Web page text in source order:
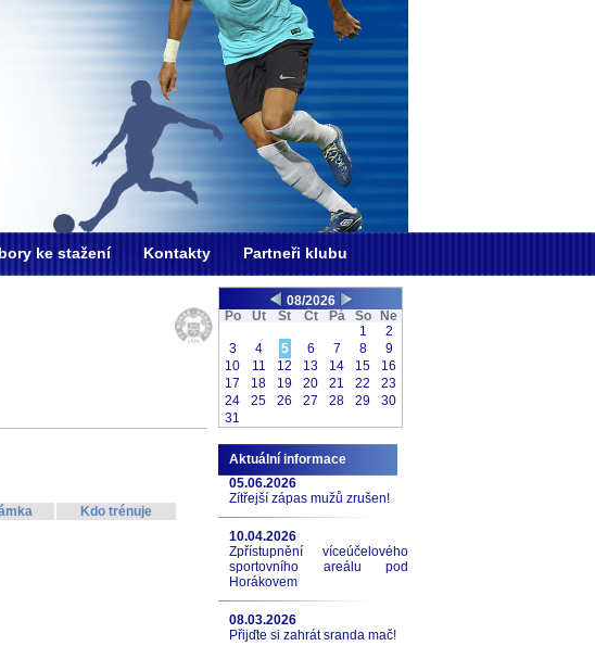
ke stažení Kontakty Partneři klubu
Kdo trénuje
08/2026
Po
Ut St Čt Pá So
Ne
1
2
3
4 5 6 7 8
9
10
11 12 13 14 15
16
17
18 19 20 21 22
23
24
25 26 27 28 29
30
31
Aktuální informace
05.06.2026
Zítřejší zápas mužů zrušen!
10.04.2026
Zpřístupnění víceúčelového
sportovního areálu pod
Horákovem
08.03.2026
Přijďte si zahrát sranda mač!